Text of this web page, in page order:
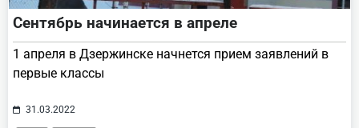
Сентябрь начинается в апреле
1 апреля в Дзержинске начнется прием заявлений в
первые классы
31.03.2022